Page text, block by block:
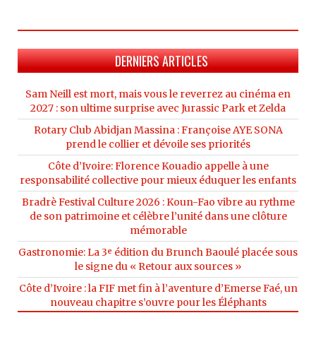
DERNIERS ARTICLES
Sam Neill est mort, mais vous le reverrez au cinéma en
2027 : son ultime surprise avec Jurassic Park et Zelda
Rotary Club Abidjan Massina : Françoise AYE SONA
prend le collier et dévoile ses priorités
Côte d’Ivoire: Florence Kouadio appelle à une
responsabilité collective pour mieux éduquer les enfants
Bradrè Festival Culture 2026 : Koun-Fao vibre au rythme
de son patrimoine et célèbre l’unité dans une clôture
mémorable
Gastronomie: La 3ᵉ édition du Brunch Baoulé placée sous
le signe du « Retour aux sources »
Côte d’Ivoire : la FIF met fin à l’aventure d’Emerse Faé, un
nouveau chapitre s’ouvre pour les Éléphants